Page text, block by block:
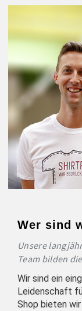
Wer sind
Unsere
Team bilden
Wir sind ein
Leidenschaft
Shop bieten